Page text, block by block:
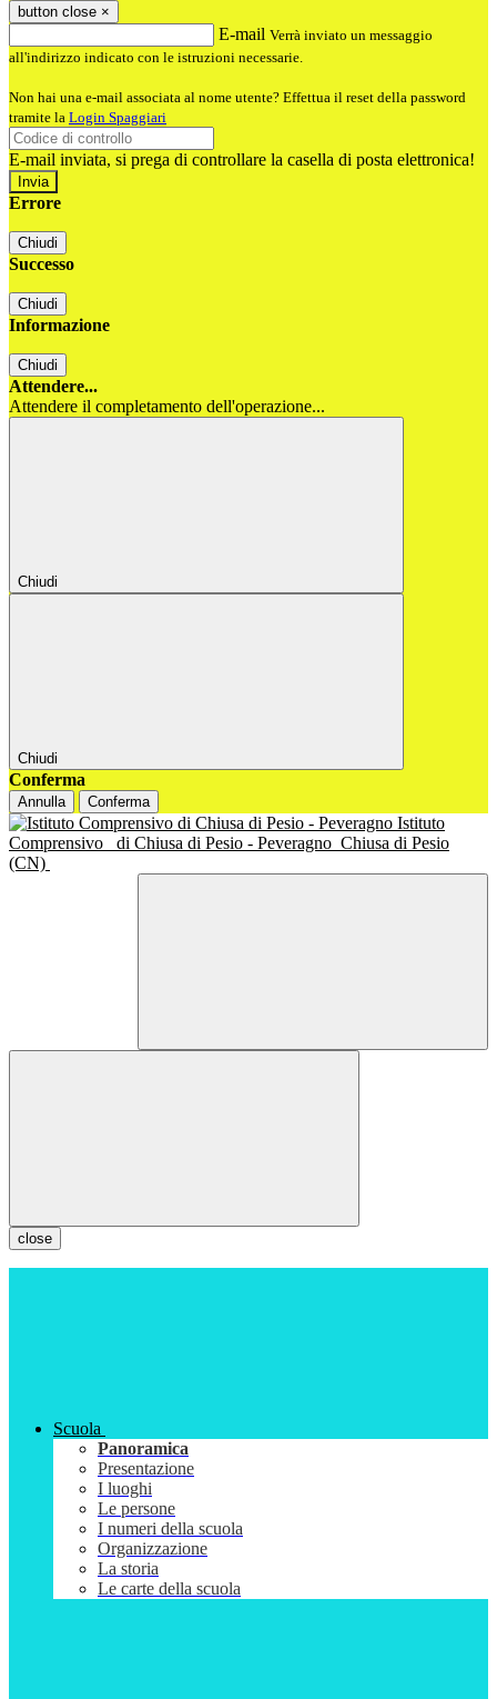
button close ×
E-mail Verrà inviato un messaggio
all'indirizzo indicato con le istruzioni necessarie.
Non hai una e-mail associata al nome utente? Effettua il reset della password
tramite la Login Spaggiari
E-mail inviata, si prega di controllare la casella di posta elettronica!
Errore
Chiudi
Successo
Chiudi
Informazione
Chiudi
Attendere...
Attendere il completamento dell'operazione...
Chiudi
Chiudi
Conferma
Annulla Conferma
Istituto
Comprensivo
di Chiusa di Pesio - Peveragno Chiusa di Pesio
(CN)
close
Scuola
Panoramica
Presentazione
I luoghi
Le persone
I numeri della scuola
Organizzazione
La storia
Le carte della scuola